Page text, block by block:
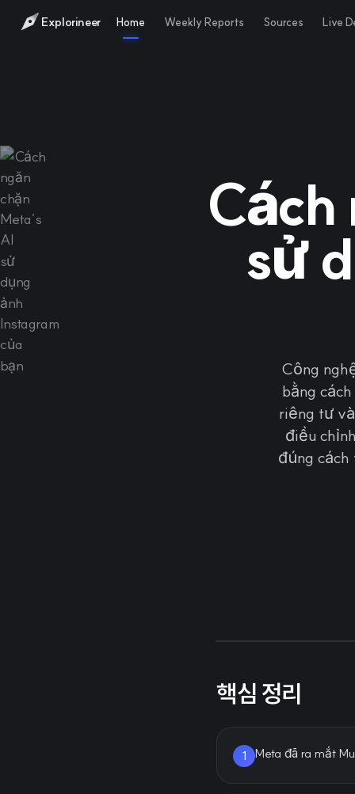
Explorineer Home Weekly Reports Sources Live
Cách
sử
Công
bằng
riêng tư
điều
đúng
핵심 정리
1 Meta đã ra mắt